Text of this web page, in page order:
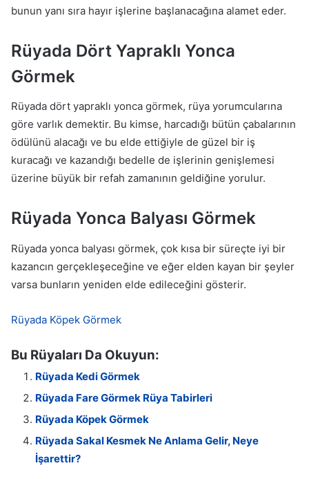
bunun yanı sıra hayır işlerine başlanacağına alamet eder.
Rüyada Dört Yapraklı Yonca
Görmek
Rüyada dört yapraklı yonca görmek, rüya yorumcularına
göre varlık demektir. Bu kimse, harcadığı bütün çabalarının
ödülünü alacağı ve bu elde ettiğiyle de güzel bir iş
kuracağı ve kazandığı bedelle de işlerinin genişlemesi
üzerine büyük bir refah zamanının geldiğine yorulur.
Rüyada Yonca Balyası Görmek
Rüyada yonca balyası görmek, çok kısa bir süreçte iyi bir
kazancın gerçekleşeceğine ve eğer elden kayan bir şeyler
varsa bunların yeniden elde edileceğini gösterir.
Rüyada Köpek Görmek
Bu Rüyaları Da Okuyun:
Rüyada Kedi Görmek
Rüyada Fare Görmek Rüya Tabirleri
Rüyada Köpek Görmek
Rüyada Sakal Kesmek Ne Anlama Gelir, Neye
İşarettir?